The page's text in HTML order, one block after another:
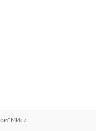
МИси